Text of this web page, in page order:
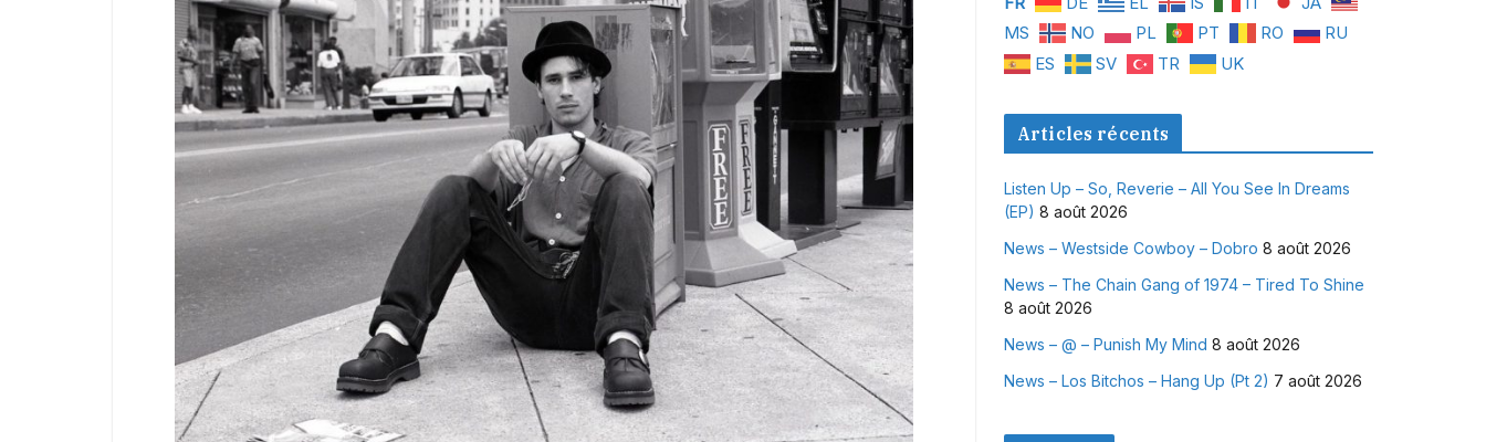
MS
NO PL PT RO
RU
ES
SV TR UK
Articles récents
Listen Up – So, Reverie – All You See In Dreams
(EP) 8 août 2026
News – Westside Cowboy – Dobro 8 août 2026
News – The Chain Gang of 1974 – Tired To Shine
8 août 2026
News – @ – Punish My Mind 8 août 2026
News – Los Bitchos – Hang Up (Pt 2) 7 août 2026